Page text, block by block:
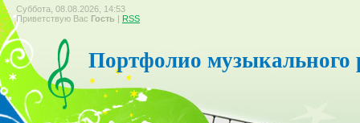
Суббота, 08.08.2026, 14:53
Приветствую Вас Гость | RSS
Портфолио музыкального